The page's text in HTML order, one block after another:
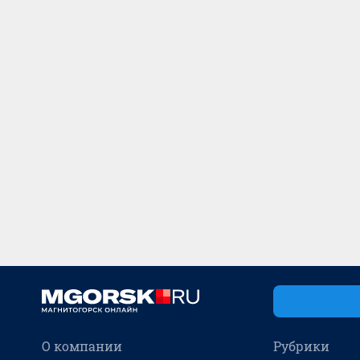
О компании Рубрики